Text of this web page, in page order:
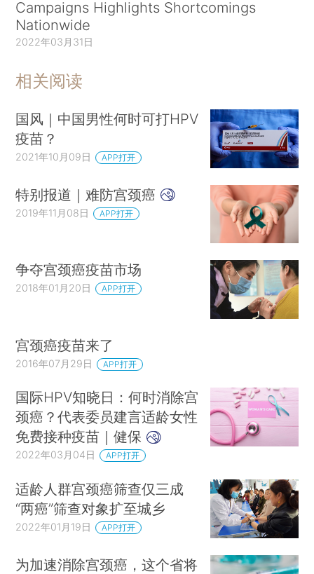
Campaigns Highlights Shortcomings
Nationwide
2022年03月31日
相关阅读
国风｜中国男性何时可打HPV
疫苗？
2021年10月09日 APP打开
特别报道｜难防宫颈癌
2019年11月08日 APP打开
争夺宫颈癌疫苗市场
2018年01月20日 APP打开
宫颈癌疫苗来了
2016年07月29日 APP打开
国际HPV知晓日：何时消除宫
颈癌？代表委员建言适龄女性
免费接种疫苗｜健保
2022年03月04日 APP打开
适龄人群宫颈癌筛查仅三成
“两癌”筛查对象扩至城乡
2022年01月19日 APP打开
为加速消除宫颈癌，这个省将